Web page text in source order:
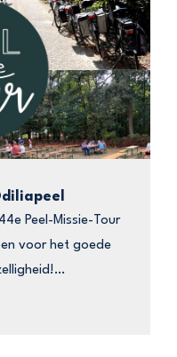
Peel-Missie-Tour
voor het goede